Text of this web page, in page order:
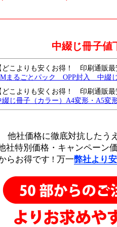
中綴じ冊子値
どこよりも安くお得！ 印刷通販最
まるごとパック OPP封入 中綴
どこよりも安くお得！ 印刷通販最
綴じ冊子（カラー）A4変形・A5
綴じモノクロA4・B5サイズがどこ
綴じモノクロ B6・A5サイズ どこ
綴じ冊子・A4サイズを、どこより
綴じ冊子・モノクロ・B5サイズを
綴じ冊子・モノクロ・A6サイズを
綴じ冊子・モノクロ・A5/B6 サイ
綴じ冊子・カラー・B6サイズ 7営
他社価格に徹底対抗したう
社特別価格・キャンペーン
らお得です ! 万一弊社より